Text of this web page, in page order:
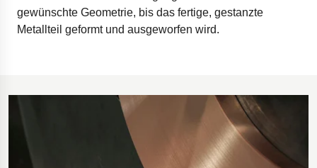
gewünschte Geometrie, bis das fertige, gestanzte
Metallteil geformt und ausgeworfen wird.